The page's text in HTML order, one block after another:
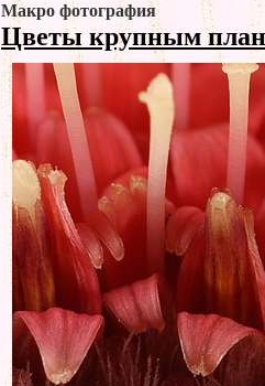
Макро фотография
Цветы крупным